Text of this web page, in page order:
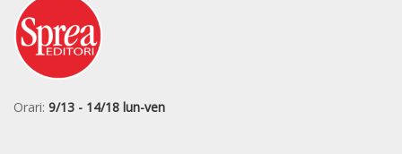
Orari: 9/13 - 14/18 lun-ven